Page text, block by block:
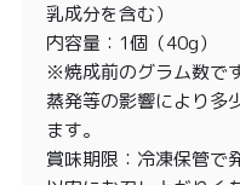
乳成分を含む）
内容量：1個（40g）
※焼成前のグラム数で
蒸発等の影響により多
ます。
賞味期限：冷凍保管で